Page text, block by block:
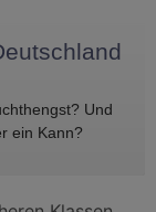
Und
ein Kann?